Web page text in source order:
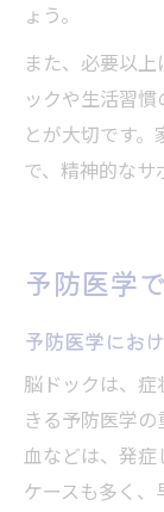
ょう。
また、必要以
ックや生活習
とが大切です
で、精神的なサ
予防医学
予防医学にお
脳ドックは、
きる予防医学
血などは、発
ケースも多く